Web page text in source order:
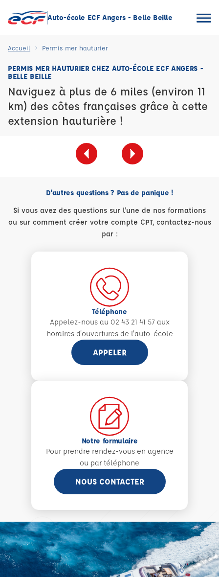
Auto-école ECF Angers - Belle Beille
Accueil Permis mer hauturier
PERMIS MER HAUTURIER CHEZ AUTO-ÉCOLE ECF ANGERS -
BELLE BEILLE
Naviguez à plus de 6 miles (environ 11
km) des côtes françaises grâce à cette
extension hauturière !
D'autres questions ? Pas de panique !
Si vous avez des questions sur l'une de nos formations
ou sur comment créer votre compte CPT, contactez-nous
par :
Téléphone
Appelez-nous au 02 43 21 41 57 aux
horaires d'ouvertures de l'auto-école
APPELER
Notre formulaire
Pour prendre rendez-vous en agence
ou par téléphone
NOUS CONTACTER